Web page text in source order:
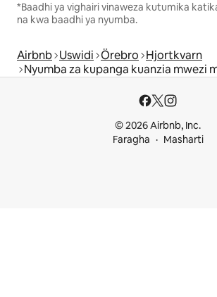
*Baadhi ya vighairi vinaweza kutumika
na kwa baadhi ya nyumba.
Airbnb Uswidi Örebro Hjortkvarn
Nyumba za kupanga kuanzia mwezi
© 2026 Airbnb, Inc.
Faragha
Masharti